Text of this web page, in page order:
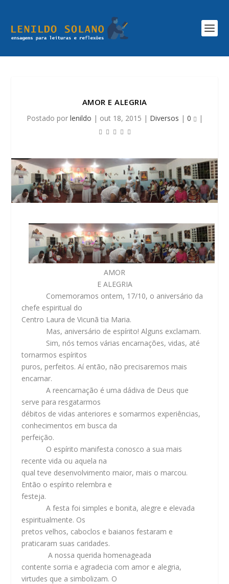
AMOR E ALEGRIA
Postado por lenildo | out 18, 2015 | Diversos | 0 |
AMOR
E ALEGRIA
Comemoramos ontem, 17/10, o aniversário da
chefe espiritual do
Centro Laura de Vicunã tia Maria.
Mas, aniversário de espírito! Alguns exclamam.
Sim, nós temos várias encarnações, vidas, até
tornarmos espíritos
puros, perfeitos. Aí então, não precisaremos mais
encarnar.
A reencarnação é uma dádiva de Deus que
serve para resgatarmos
débitos de vidas anteriores e somarmos experiências,
conhecimentos em busca da
perfeição.
O espírito manifesta conosco a sua mais
recente vida ou aquela na
qual teve desenvolvimento maior, mais o marcou.
Então o espírito relembra e
festeja.
A festa foi simples e bonita, alegre e elevada
espiritualmente. Os
pretos velhos, caboclos e baianos festaram e
praticaram suas caridades.
A nossa querida homenageada
contente sorria e agradecia com amor e alegria,
virtudes que a simbolizam. O